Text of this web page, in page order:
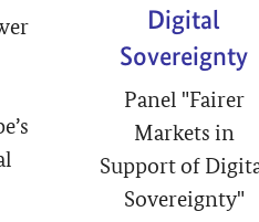
Digital
Sovereignty
Panel "Fairer
Markets in
Support of
Sovereignty"